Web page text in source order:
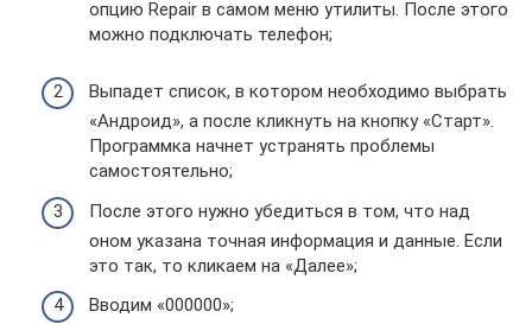
опцию Repair в самом меню утилиты. После этого
можно подключать телефон;
Выпадет список, в котором необходимо выбрать
«Андроид», а после кликнуть на кнопку «Старт».
Программка начнет устранять проблемы
самостоятельно;
После этого нужно убедиться в том, что над
оном указана точная информация и данные. Если
это так, то кликаем на «Далее»;
Вводим «000000»;